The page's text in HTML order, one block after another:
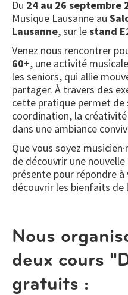
Du 24 au 26 septembre
Musique Lausanne au
Lausanne, sur lestand
Venez nous rencontrer
60+, une activité
les seniors, qui allie
partager. À travers des
cette pratique permet de
coordination, la
dans une ambiance
Que vous soyez
de découvrir une
présente pour répondre
découvrir les bienfaits de
Nous
deux cours
gratuits :